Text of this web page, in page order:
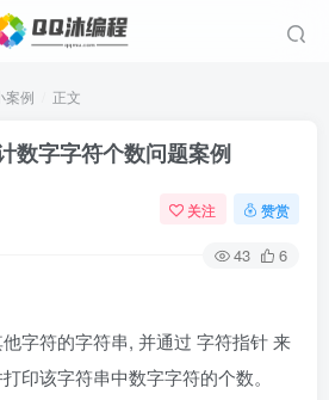
案例 正文
数字字符个数问题案例
关注 赞赏
43 6
字符的字符串, 并通过 字符指针 来
印该字符串中数字字符的个数。